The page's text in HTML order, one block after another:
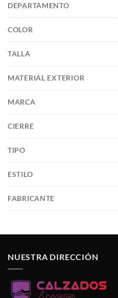
DEPARTAMENTO
COLOR
TALLA
MATERIAL EXTERIOR
MARCA
CIERRE
TIPO
ESTILO
FABRICANTE
NUESTRA DIRECCIÓN